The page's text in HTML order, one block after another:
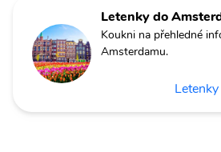
Letenky do
Koukni na přehledné
Amsterdamu.